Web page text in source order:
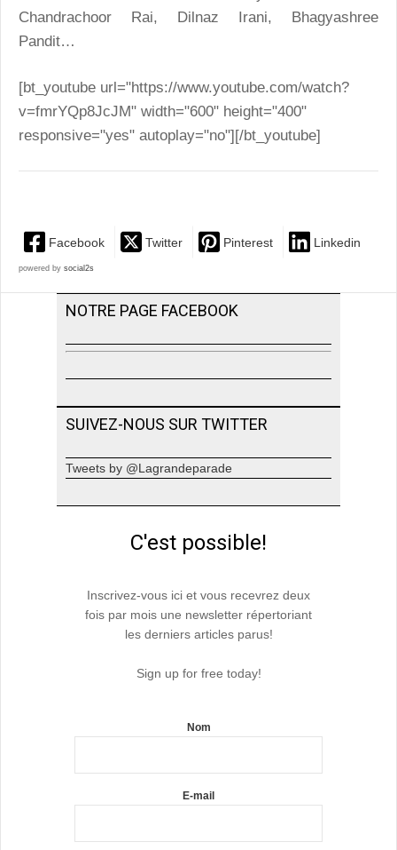
Chandrachoor Rai, Dilnaz Irani, Bhagyashree
Pandit…
[bt_youtube url="https://www.youtube.com/watch?
v=fmrYQp8JcJM" width="600" height="400"
responsive="yes" autoplay="no"][/bt_youtube]
Facebook Twitter Pinterest Linkedin
powered by social2s
NOTRE PAGE FACEBOOK
SUIVEZ-NOUS SUR TWITTER
Tweets by @Lagrandeparade
C'est possible!
Inscrivez-vous ici et vous recevrez deux
fois par mois une newsletter répertoriant
les derniers articles parus!
Sign up for free today!
Nom
E-mail